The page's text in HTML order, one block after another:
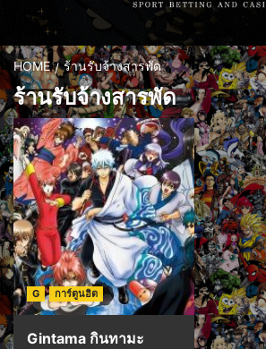
HOME ร้านรับจ้างสารพัด
ร้านรับจ้างสารพัด
G การ์ตูนฮิต
Gintama กินทามะ